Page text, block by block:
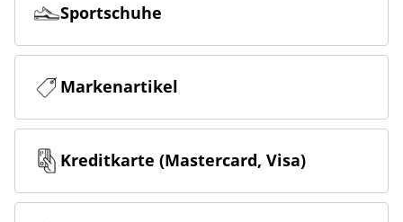
Sportschuhe
Markenartikel
Kreditkarte (Mastercard, Visa)